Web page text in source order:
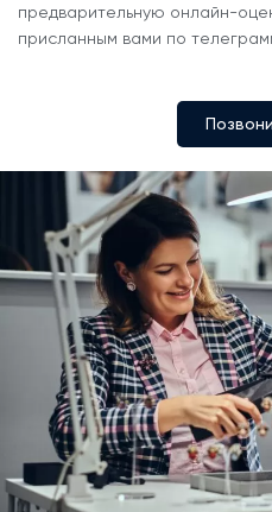
предварительную онлайн-
присланным вами по